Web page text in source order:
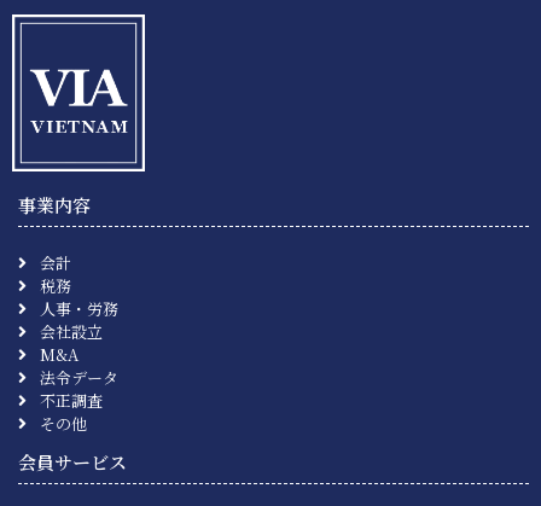
事業内容
会計
税務
人事・労務
会社設立
M&A
法令データ
不正調査
その他
会員サービス